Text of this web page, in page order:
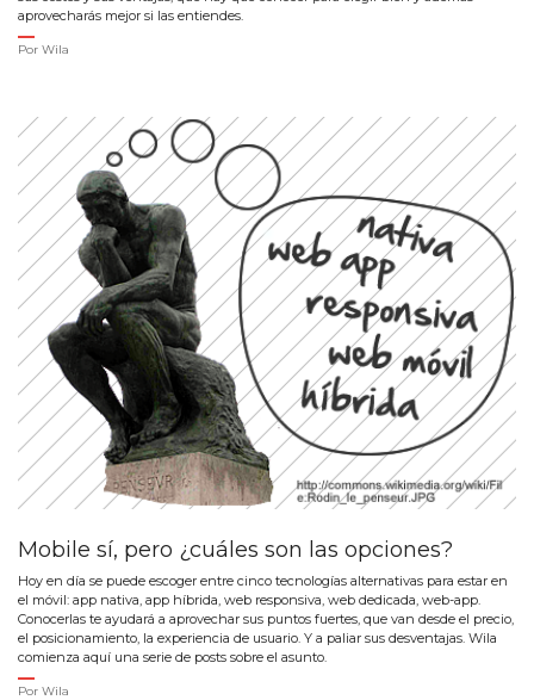
aprovecharás mejor si las entiendes.
Por Wila
Mobile sí, pero ¿cuáles son las opciones?
Hoy en día se puede escoger entre cinco tecnologías alternativas para estar en
el móvil: app nativa, app híbrida, web responsiva, web dedicada, web-app.
Conocerlas te ayudará a aprovechar sus puntos fuertes, que van desde el precio,
el posicionamiento, la experiencia de usuario. Y a paliar sus desventajas. Wila
comienza aquí una serie de posts sobre el asunto.
Por Wila